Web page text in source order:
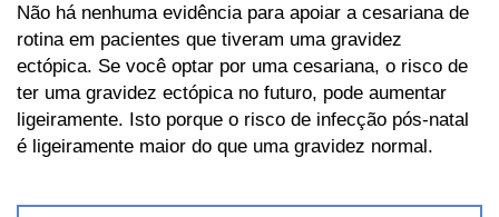
Não há nenhuma evidência para apoiar a cesariana de
rotina em pacientes que tiveram uma gravidez
ectópica. Se você optar por uma cesariana, o risco de
ter uma gravidez ectópica no futuro, pode aumentar
ligeiramente. Isto porque o risco de infecção pós-natal
é ligeiramente maior do que uma gravidez normal.